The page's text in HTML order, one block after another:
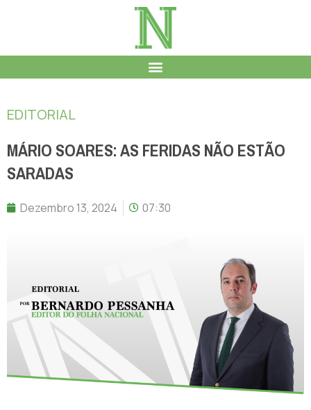
EDITORIAL
MÁRIO SOARES: AS FERIDAS NÃO ESTÃO
SARADAS
Dezembro 13, 2024 07:30